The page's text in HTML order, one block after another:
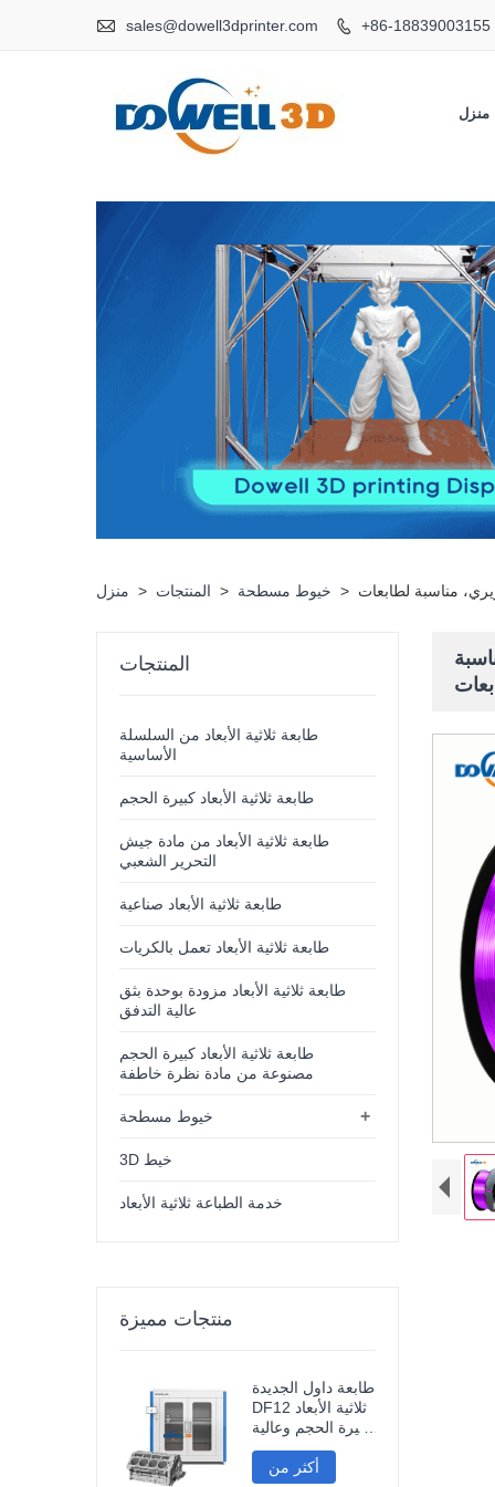
 sales@dowell3dprinter.com  +86-18839003155
منزل
منزل > المنتجات > خيوط مسطحة >
حريري، مناسبة
المنتجات
طابعة ثلاثية الأبعاد من السلسلة
الأساسية
طابعة ثلاثية الأبعاد كبيرة الحجم
طابعة ثلاثية الأبعاد من مادة جيش
التحرير الشعبي
طابعة ثلاثية الأبعاد صناعية
طابعة ثلاثية الأبعاد تعمل بالكريات
طابعة ثلاثية الأبعاد مزودة بوحدة بثق
عالية التدفق
طابعة ثلاثية الأبعاد كبيرة الحجم
مصنوعة من مادة نظرة خاطفة
+ خيوط مسطحة
3D خيط
خدمة الطباعة ثلاثية الأبعاد
منتجات مميزة
طابعة داول الجديدة
DF12 ثلاثية الأبعاد
كبيرة الحجم وعالية
الدقة، طابعة نماذج
صناعية ثلاثية الأبعاد
أكثر من